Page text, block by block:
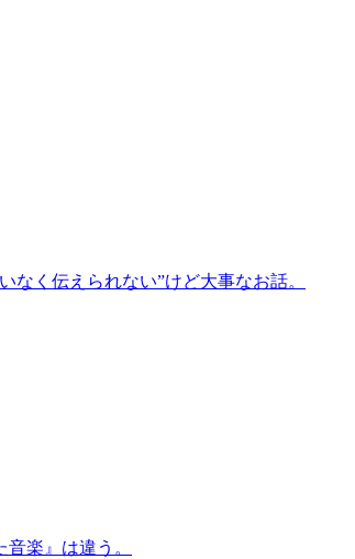
なく伝えられない”けど大事なお話。
楽』は違う。